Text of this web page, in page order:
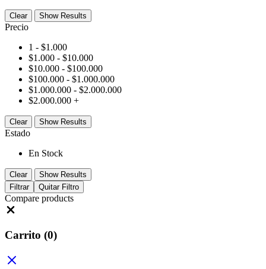
Clear Show Results
Precio
1 - $1.000
$1.000 - $10.000
$10.000 - $100.000
$100.000 - $1.000.000
$1.000.000 - $2.000.000
$2.000.000 +
Clear Show Results
Estado
En Stock
Clear
Show Results
Filtrar
Quitar Filtro
Compare products
Carrito (0)